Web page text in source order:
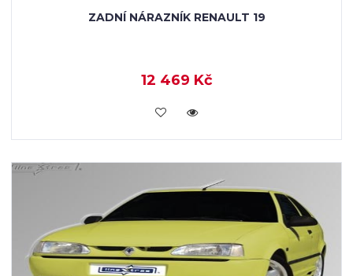
ZADNÍ NÁRAZNÍK RENAULT 19
12 469 Kč
KOUPIT